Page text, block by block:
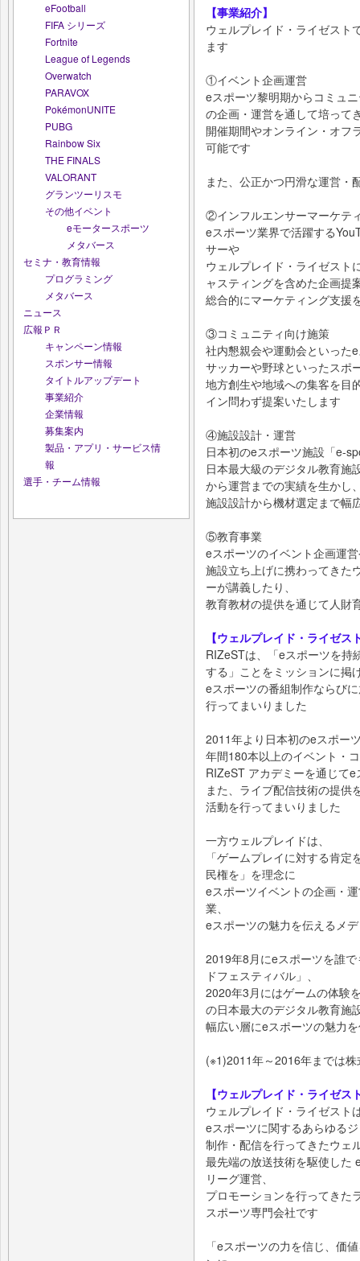
eFootball
FIFA シリーズ
Fortnite
League of Legends
Overwatch
PARAVOX
PokémonUNITE
PUBG
Rainbow Six
THE FINALS
VALORANT
グランツーリスモ
その他イベント
eモータースポーツ
メタバース
セミナ・教育情報
プログラミング
メタバース
ニュース
広報ＰＲ
キャンペーン情報
スポンサー情報
タイトルアップデート
事業紹介
企業情報
募集案内
製品・アプリ・サービス情
報
選手・チーム情報
【事業紹介】
ウェルプレイド・ライゼスト
ます
①イベント企画運営
eスポーツ黎明期からコミュ
の企画・運営を通して培って
開催期間やオンライン・オフ
可能です
また、公正かつ円滑な運営・
②インフルエンサーマーケテ
eスポーツ業界で活躍する
サーや
ウェルプレイド・ライゼスト
ャスティングを含めた企画提
総合的にマーケティング支援
③コミュニティ向け施策
社内懇親会や運動会といった
サッカーや野球といったスポ
地方創生や地域への集客を目
イン問わず提案いたします
④施設設計・運営
日本初のeスポーツ施設「e-
日本最大級のデジタル教育施
から運営までの実績を生かし
施設設計から機材選定まで幅
⑤教育事業
eスポーツのイベント企画運
施設立ち上げに携わってきた
ーが講義したり、
教育教材の提供を通じて人財
【ウェルプレイド・ライゼス
RIZeSTは、「eスポーツを持
する」ことをミッションに掲
eスポーツの番組制作ならび
行ってまいりました
2011年より日本初のeスポー
年間180本以上のイベント・
RIZeST アカデミーを通じて
また、ライブ配信技術の提供
活動を行ってまいりました
一方ウェルプレイドは、
「ゲームプレイに対する肯
民権を」を理念に
eスポーツイベントの企画・
業、
eスポーツの魅力を伝えるメ
2019年8月にeスポーツを誰
ドフェスティバル」、
2020年3月にはゲームの体験
の日本最大のデジタル教育施
幅広い層にeスポーツの魅力
(※1)2011年～2016年までは
【ウェルプレイド・ライゼス
ウェルプレイド・ライゼスト
eスポーツに関するあらゆる
制作・配信を行ってきたウェ
最先端の放送技術を駆使した
リーグ運営、
プロモーションを行ってきた
スポーツ専門会社です
「eスポーツの力を信じ、価